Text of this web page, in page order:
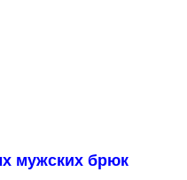
мужских брюк